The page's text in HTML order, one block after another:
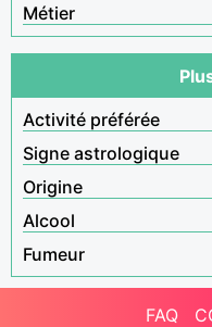
Métier
Activité préférée
Signe astrologique
Origine
Alcool
Fumeur
FAQ